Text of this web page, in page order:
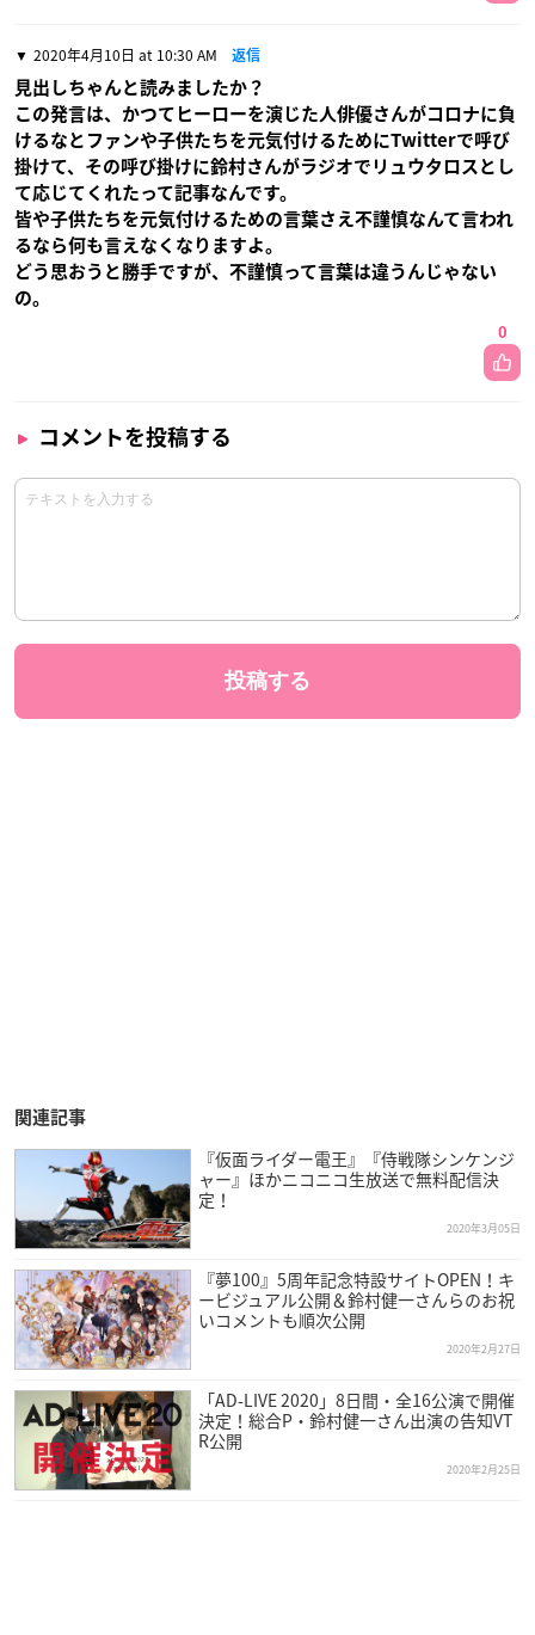
2020年4月10日 at 10:30 AM 返信
見出しちゃんと読みましたか？
この発言は、かつてヒーローを演じた人俳優さんがコロナに負
けるなとファンや子供たちを元気付けるためにTwitterで呼び
掛けて、その呼び掛けに鈴村さんがラジオでリュウタロスとし
て応じてくれたって記事なんです。
皆や子供たちを元気付けるための言葉さえ不謹慎なんて言われ
るなら何も言えなくなりますよ。
どう思おうと勝手ですが、不謹慎って言葉は違うんじゃない
の。
0
コメントを投稿する
関連記事
『仮面ライダー電王』『侍戦隊シンケンジ
ャー』ほかニコニコ生放送で無料配信決
定！
2020年3月05日
『夢100』5周年記念特設サイトOPEN！キ
ービジュアル公開＆鈴村健一さんらのお祝
いコメントも順次公開
2020年2月27日
「AD-LIVE 2020」8日間・全16公演で開催
決定！総合P・鈴村健一さん出演の告知VT
R公開
2020年2月25日